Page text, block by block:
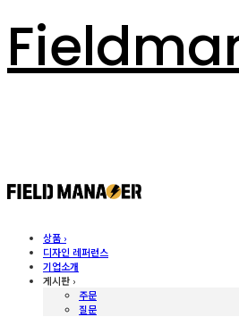
상품 ›
디자인 레퍼런스
기업소개
게시판 ›
주문
질문